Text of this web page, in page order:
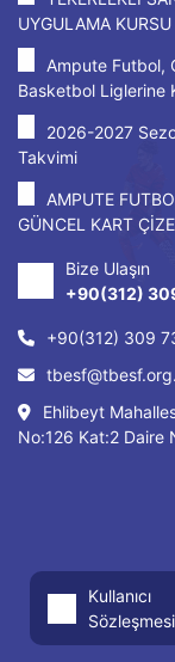
UYGULAMA KURSU
Ampute Futbol,
Basketbol Liglerine
2026-2027
Takvimi
AMPUTE
GÜNCEL KART
Bize Ulaşın
+90(312)
+90(312) 309
Ehlibeyt
No:126 Kat:2 Daire
Kullanıcı
Sözleşmesi